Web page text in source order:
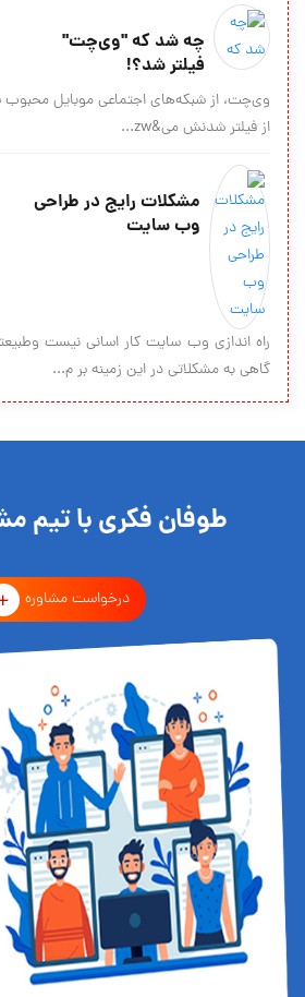
چه شد که "وی‌چت"
فیلتر شد؟!
وی‌چت، از شبکه‌های اجتماعی موبایل
از فیلتر شدنش می&zw...
مشکلات رایج در طراحی
وب سایت
راه اندازی وب سایت کار اسانی نیست
گاهی به مشکلاتی در این زمینه بر م...
طوفان فکری با تیم
درخواست مشاوره